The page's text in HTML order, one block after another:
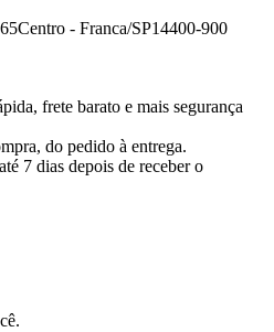
Centro - Franca/SP14400-900
frete barato e mais segurança
do pedido à entrega.
7 dias depois de receber o